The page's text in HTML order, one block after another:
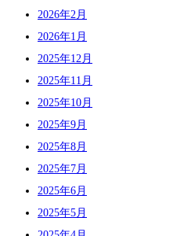
2026年2月
2026年1月
2025年12月
2025年11月
2025年10月
2025年9月
2025年8月
2025年7月
2025年6月
2025年5月